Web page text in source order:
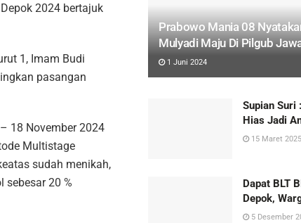
2024 bertajuk
1, Imam Budi
pasangan
18 November 2024
Multistage
sudah menikah,
sebesar 20 %
Prabowo Mania 08
Mulyadi Maju Di Pilgub
1 Juni 2024
Supian Suri
Hias Jadi
15 Maret 2025
Dapat BLT
Depok,
5 Desember